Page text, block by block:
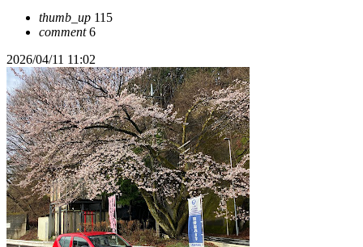
thumb_up 115
comment6
2026/04/11 11:02